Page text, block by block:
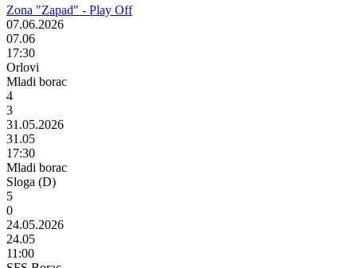
Zona "Zapad" - Play Off
07.06.2026
07.06
17:30
Orlovi
Mladi borac
4
3
31.05.2026
31.05
17:30
Mladi borac
Sloga (D)
5
0
24.05.2026
24.05
11:00